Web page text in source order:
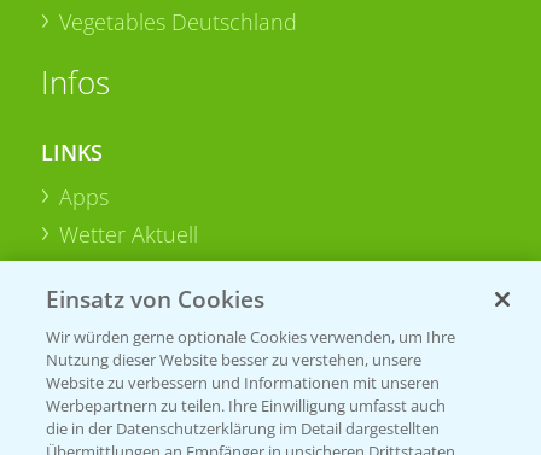
Vegetables Deutschland
Infos
LINKS
Apps
Wetter Aktuell
BROSCHÜREN
Ackerbau
Saatgut
Sonderkulturen
Einsatz von Cookies
Wir würden gerne optionale Cookies verwenden, um Ihre
Nutzung dieser Website besser zu verstehen, unsere
Website zu verbessern und Informationen mit unseren
Werbepartnern zu teilen. Ihre Einwilligung umfasst auch
die in der Datenschutzerklärung im Detail dargestellten